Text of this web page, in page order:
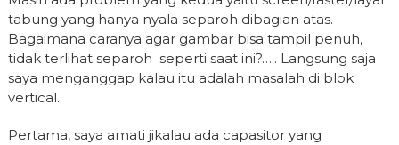
tabung yang hanya nyala separoh dibagian atas.
Bagaimana caranya agar gambar bisa tampil penuh,
tidak terlihat separoh seperti saat ini?….. Langsung saja
saya menganggap kalau itu adalah masalah di blok
vertical.
Pertama, saya amati jikalau ada capasitor yang